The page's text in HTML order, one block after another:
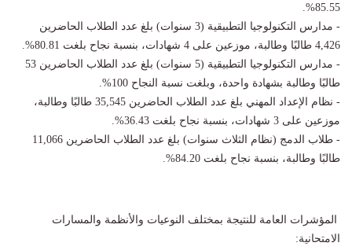
85.55%.
- مدارس التكنولوجيا التطبيقية (3 سنوات) بلغ عدد الطلاب الحاضرين
4,426 طالبًا وطالبة، موزعين على 4 شهادات، بنسبة نجاح بلغت 80.81%.
- مدارس التكنولوجيا التطبيقية (5 سنوات) بلغ عدد الطلاب الحاضرين 53
طالبًا وطالبة بشهادة واحدة، وبلغت نسبة النجاح 100%.
- نظام الإعداد المهني بلغ عدد الطلاب الحاضرين 35,545 طالبًا وطالبة،
موزعين على 3 شهادات، بنسبة نجاح بلغت 36.43%.
- طلاب الدمج (نظام الثلاث سنوات) بلغ عدد الطلاب الحاضرين 11,066
طالبًا وطالبة، بنسبة نجاح بلغت 84.20%.
المؤشرات العامة للنتيجة بمختلف النوعيات والأنظمة والمسارات
الامتحانية: